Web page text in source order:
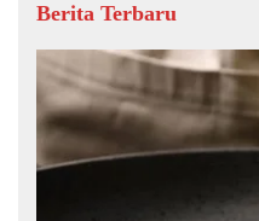
Berita Terbaru